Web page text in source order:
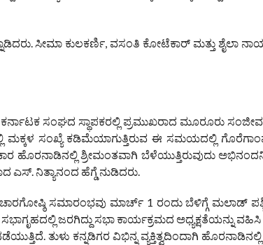
ಸೀಮಾ ಕುಲಕರ್ಣಿ, ವಸಂತಿ ಕೋಟೆಕಾರ್ ಮತ್ತು ಶೈಲಾ
ಸಂಘದ ಸ್ಥಾಪಕರಲ್ಲಿ ಪ್ರಮುಖರಾದ ಮೂರೂರು
ಮಕ್ಕಳ ಸಂಖ್ಯೆ ಕಡಿಮೆಯಾಗುತ್ತಿರುವ ಈ ಸಮಯದಲ್ಲಿ
ಹೊರನಾಡಿನಲ್ಲಿ ಶ್ರೀಮಂತವಾಗಿ ಬೆಳೆಯುತ್ತಿರುವುದು
ನಿತ್ಯಾನಂದ ಹೆಗ್ಡೆ ನುಡಿದರು.
ಸಮಾರಂಭವು ಮಾರ್ಚ್ 1 ರಂದು ಬೆಳಿಗ್ಗೆ ಮಲಾಡ್
ಜರಗಿದ್ದು ಸಭಾ ಕಾರ್ಯಕ್ರಮದ ಅಧ್ಯಕ್ಷತೆಯನ್ನು
ತುಳು ಕನ್ನಡಿಗರ ವಿಭಿನ್ನ ವ್ಯಕ್ತಿತ್ವದಿಂದಾಗಿ